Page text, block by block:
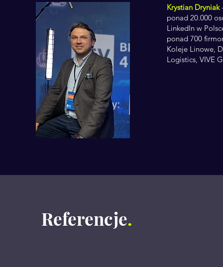
Krystian Dryniak
ponad 20.000
LinkedIn w
ponad 700
Koleje Linowe,
Logistics, VIVE
Referencje.